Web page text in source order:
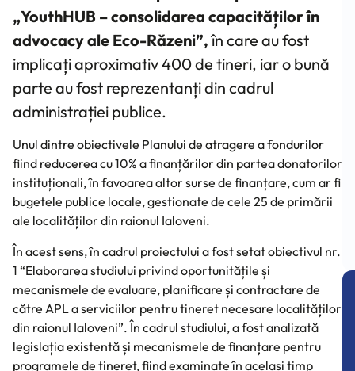
„YouthHUB – consolidarea capacităților în
advocacy ale Eco-Răzeni”,în care au fost
implicați aproximativ 400 de tineri, iar o bună
parte au fost reprezentanți din cadrul
administrației publice.
Unul dintre obiectivele Planului de atragere a fondurilor
fiind reducerea cu 10% a finanțărilor din partea donatorilor
instituționali, în favoarea altor surse de finanțare, cum ar fi
bugetele publice locale, gestionate de cele 25 de primării
ale localităților din raionul Ialoveni.
În acest sens, în cadrul proiectului a fost setat obiectivul nr.
1 “Elaborarea studiului privind oportunitățile și
mecanismele de evaluare, planificare și contractare de
către APL a serviciilor pentru tineret necesare localităților
din raionul Ialoveni”. În cadrul studiului, a fost analizată
legislația existentă și mecanismele de finanțare pentru
programele de tineret, fiind examinate în același timp